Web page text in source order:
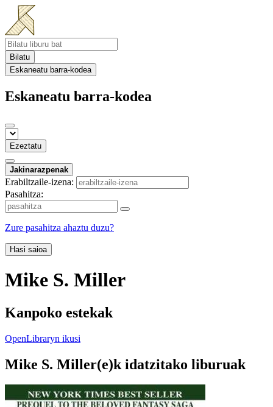
Bilatu
Eskaneatu barra-kodea
Eskaneatu barra-kodea
Ezeztatu
Jakinarazpenak
Erabiltzaile-izena:
Pasahitza:
Zure pasahitza ahaztu duzu?
Hasi saioa
Mike S. Miller
Kanpoko estekak
OpenLibraryn ikusi
Mike S. Miller(e)k idatzitako liburuak